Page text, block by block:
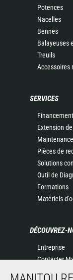
Potences
Nacelles
Bennes
Balayeuses
Treuils
Accessoires
SERVICES
Financement
Extension
Maintenance
Pièces de
Solutions
Outil de
Formations
Matériels
DÉCOUVREZ-
Entreprise
Contacter